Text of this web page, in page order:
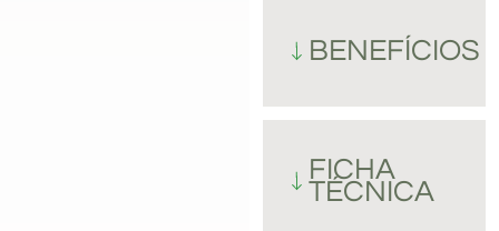
BENEFÍCIOS
FICHA
TÉCNICA